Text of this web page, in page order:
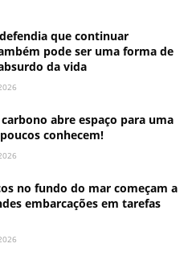
que continuar
pode ser uma forma de
da vida
abre espaço para uma
conhecem!
no fundo do mar começam a
embarcações em tarefas